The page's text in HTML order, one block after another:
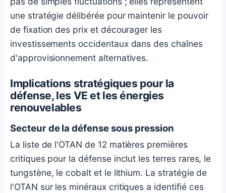
une stratégie délibérée pour maintenir le pouvoir
de fixation des prix et décourager les
investissements occidentaux dans des chaînes
d'approvisionnement alternatives.
Implications stratégiques pour la
défense, les VE et les énergies
renouvelables
Secteur de la défense sous pression
La liste de l'OTAN de 12 matières premières
critiques pour la défense inclut les terres rares, le
tungstène, le cobalt et le lithium. La stratégie de
l'OTAN sur les minéraux critiques a identifié ces